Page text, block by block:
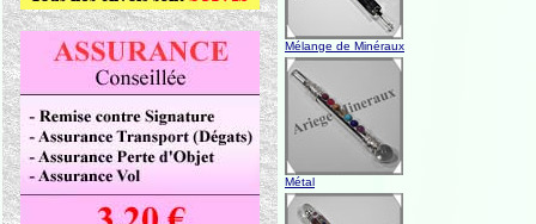
Mélange de Minéraux
Métal